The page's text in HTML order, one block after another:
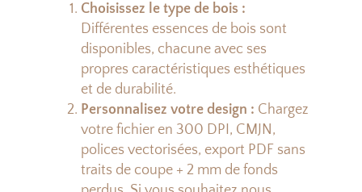
Choisissez le type de bois :
Différentes essences de bois sont
disponibles, chacune avec ses
propres caractéristiques esthétiques
et de durabilité.
Personnalisez votre design : Chargez
votre fichier en 300 DPI, CMJN,
polices vectorisées, export PDF sans
traits de coupe + 2 mm de fonds